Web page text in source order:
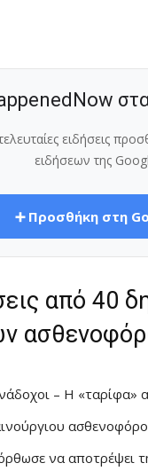
ειδήσεις
ειδήσεων της
➕ Προσθήκη στη
από 40
– Η «ταρίφα»
να αποτρέψει